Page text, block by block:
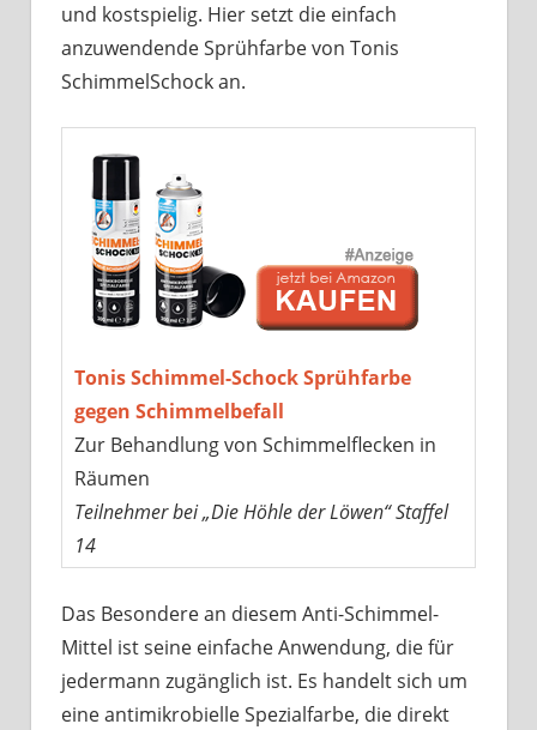
und kostspielig. Hier setzt die einfach
anzuwendende Sprühfarbe von Tonis
SchimmelSchock an.
Tonis Schimmel-Schock Sprühfarbe
gegen Schimmelbefall
Zur Behandlung von Schimmelflecken in
Räumen
Teilnehmer bei „Die Höhle der Löwen“ Staffel
14
Das Besondere an diesem Anti-Schimmel-
Mittel ist seine einfache Anwendung, die für
jedermann zugänglich ist. Es handelt sich um
eine antimikrobielle Spezialfarbe, die direkt